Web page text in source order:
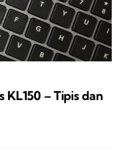
KL150 – Tipis dan